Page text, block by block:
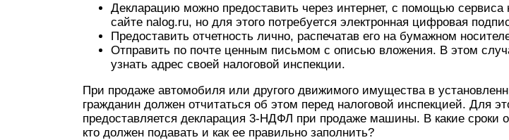
Декларацию можно предоставить через интернет, с помощью сервиса
сайте nalog.ru, но для этого потребуется электронная цифровая
Предоставить отчетность лично, распечатав его на бумажном
Отправить по почте ценным письмом с описью вложения. В этом
узнать адрес своей налоговой инспекции.
При продаже автомобиля или другого движимого имущества в
гражданин должен отчитаться об этом перед налоговой инспекцией. Для
предоставляется декларация 3-НДФЛ при продаже машины. В какие сроки
кто должен подавать и как ее правильно заполнить?